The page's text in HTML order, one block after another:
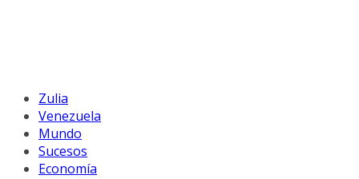
Zulia
Venezuela
Mundo
Sucesos
Economía